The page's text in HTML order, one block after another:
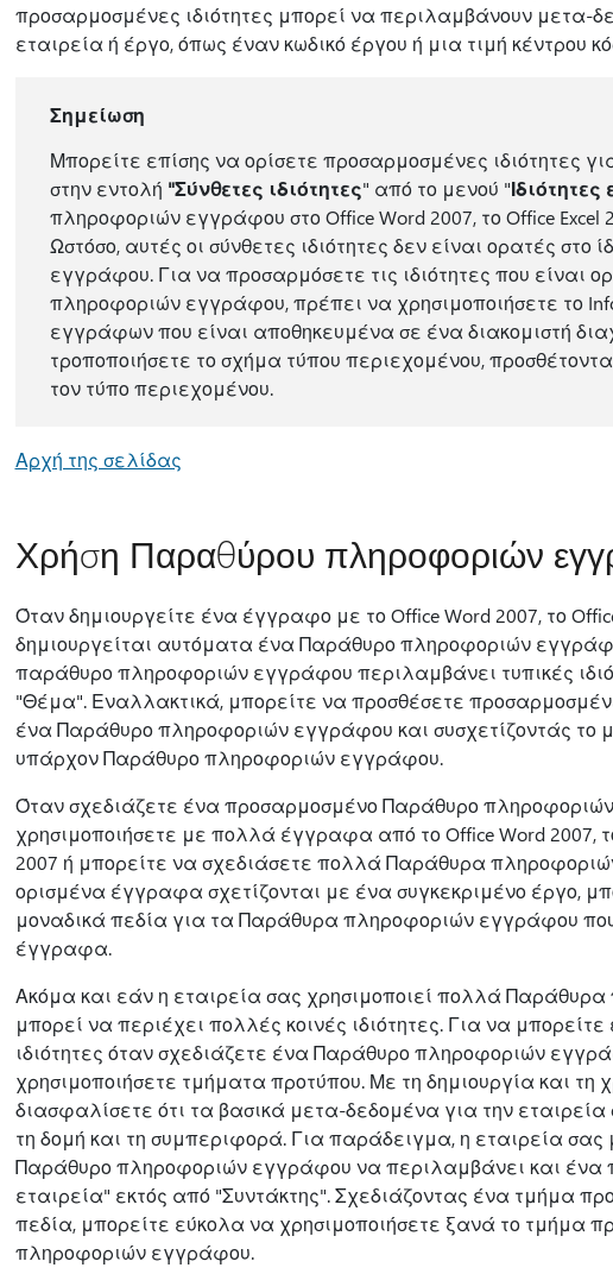
προσαρμοσμένες ιδιότητες μπορεί να περιλαμβάνουν μετα-
εταιρεία ή έργο, όπως έναν κωδικό έργου ή μια τιμή κέντρου
Σημείωση
Μπορείτε επίσης να ορίσετε προσαρμοσμένες ιδιότητες
στην εντολή "Σύνθετες ιδιότητες" από το μενού "
πληροφοριών εγγράφου στο Office Word 2007, το Office Excel
Ωστόσο, αυτές οι σύνθετες ιδιότητες δεν είναι ορατές
εγγράφου. Για να προσαρμόσετε τις ιδιότητες που είναι
πληροφοριών εγγράφου, πρέπει να χρησιμοποιήσετε το
εγγράφων που είναι αποθηκευμένα σε ένα διακομιστή
τροποποιήσετε το σχήμα τύπου περιεχομένου,
τον τύπο περιεχομένου.
Αρχή της σελίδας
Χρήση Παραθύρου πληροφοριών
Όταν δημιουργείτε ένα έγγραφο με το Office Word 2007, το
δημιουργείται αυτόματα ένα Παράθυρο πληροφοριών
παράθυρο πληροφοριών εγγράφου περιλαμβάνει τυπικές
"Θέμα". Εναλλακτικά, μπορείτε να προσθέσετε
ένα Παράθυρο πληροφοριών εγγράφου και συσχετίζοντάς
υπάρχον Παράθυρο πληροφοριών εγγράφου.
Όταν σχεδιάζετε ένα προσαρμοσμένο Παράθυρο
χρησιμοποιήσετε με πολλά έγγραφα από το Office Word 2007, το
2007 ή μπορείτε να σχεδιάσετε πολλά Παράθυρα
ορισμένα έγγραφα σχετίζονται με ένα συγκεκριμένο έργο,
μοναδικά πεδία για τα Παράθυρα πληροφοριών εγγράφου
έγγραφα.
Ακόμα και εάν η εταιρεία σας χρησιμοποιεί πολλά
μπορεί να περιέχει πολλές κοινές ιδιότητες. Για να
ιδιότητες όταν σχεδιάζετε ένα Παράθυρο πληροφοριών
χρησιμοποιήσετε τμήματα προτύπου. Με τη δημιουργία και
διασφαλίσετε ότι τα βασικά μετα-δεδομένα για την
τη δομή και τη συμπεριφορά. Για παράδειγμα, η εταιρεία
Παράθυρο πληροφοριών εγγράφου να περιλαμβάνει και ένα
εταιρεία" εκτός από "Συντάκτης". Σχεδιάζοντας ένα τμήμα
πεδία, μπορείτε εύκολα να χρησιμοποιήσετε ξανά το τμήμα
πληροφοριών εγγράφου.